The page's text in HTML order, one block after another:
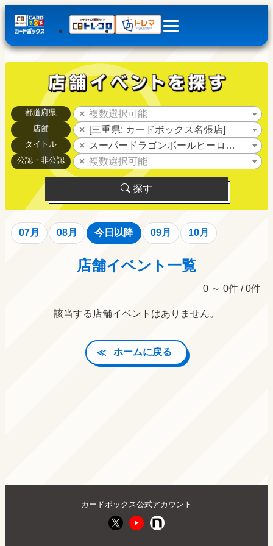
都道府県 複数選択可能
店舗 [三重県: カードボックス名張店]
タイトル スーパードラゴンボールヒーローズ
公認・非公認 複数選択可能
探す
07月 08月 今日以降 09月 10月
店舗イベント一覧
0 ～ 0件 / 0件
該当する店舗イベントはありません。
ホームに戻る
カードボックス公式アカウント